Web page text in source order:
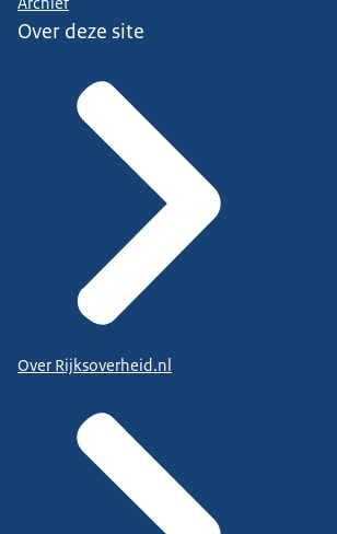
Over deze site
Over Rijksoverheid.nl